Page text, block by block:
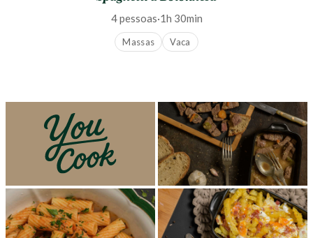
4 pessoas·1h 30min
Massas Vaca